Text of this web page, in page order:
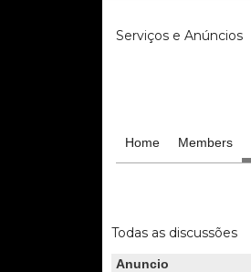
Serviços e Anúncios
Home Members
Todas as discussões
Anuncio